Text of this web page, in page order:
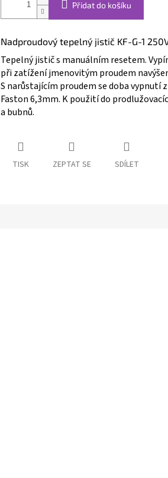
Přidat do košíku
Nadproudový tepelný jistič KF-G-1
Tepelný jistič s manuálním resetem.
při zatížení jmenovitým proudem
S narůstajícím proudem se doba vypnutí
Faston 6,3mm. K použití do
a bubnů.
TISK ZEPTAT SE SDÍLET